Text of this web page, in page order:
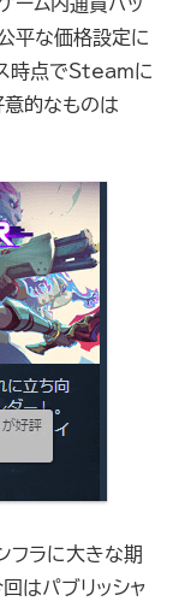
平な価格設定に
時点でSteamに
的なものは
フラに大きな期
はパブリッシャ